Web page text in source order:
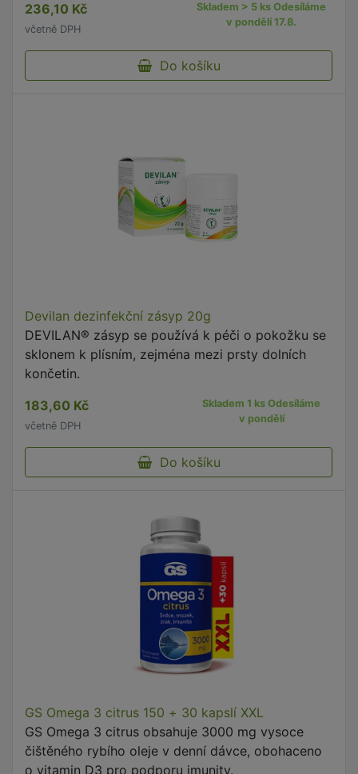
zdraví a četné tělesné …
236,10 Kč
včetně DPH
Skladem > 5 ks Odesíláme
v pondělí 17.8.
Do košíku
Devilan dezinfekční zásyp 20g
DEVILAN® zásyp se používá k péči o pokožku se
sklonem k plísním, zejména mezi prsty dolních
končetin.
183,60 Kč
včetně DPH
Skladem 1 ks Odesíláme
v pondělí
Do košíku
GS Omega 3 citrus 150 + 30 kapslí XXL
GS Omega 3 citrus obsahuje 3000 mg vysoce
čištěného rybího oleje v denní dávce, obohaceno
o vitamin D3 pro podporu imunity.